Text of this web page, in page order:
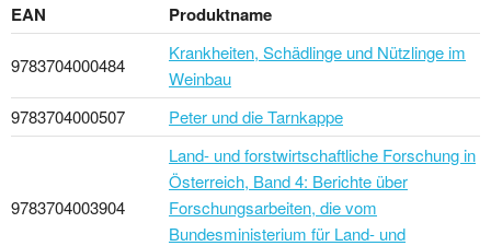
EAN Produktname
9783704000484
Krankheiten, Schädlinge und Nützlinge im
Weinbau
9783704000507
Peter und die Tarnkappe
9783704003904
Land- und forstwirtschaftliche Forschung in
Österreich, Band 4: Berichte über
Forschungsarbeiten, die vom
Bundesministerium für Land- und